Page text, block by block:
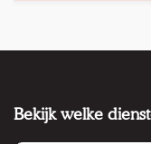
Bekijk welke